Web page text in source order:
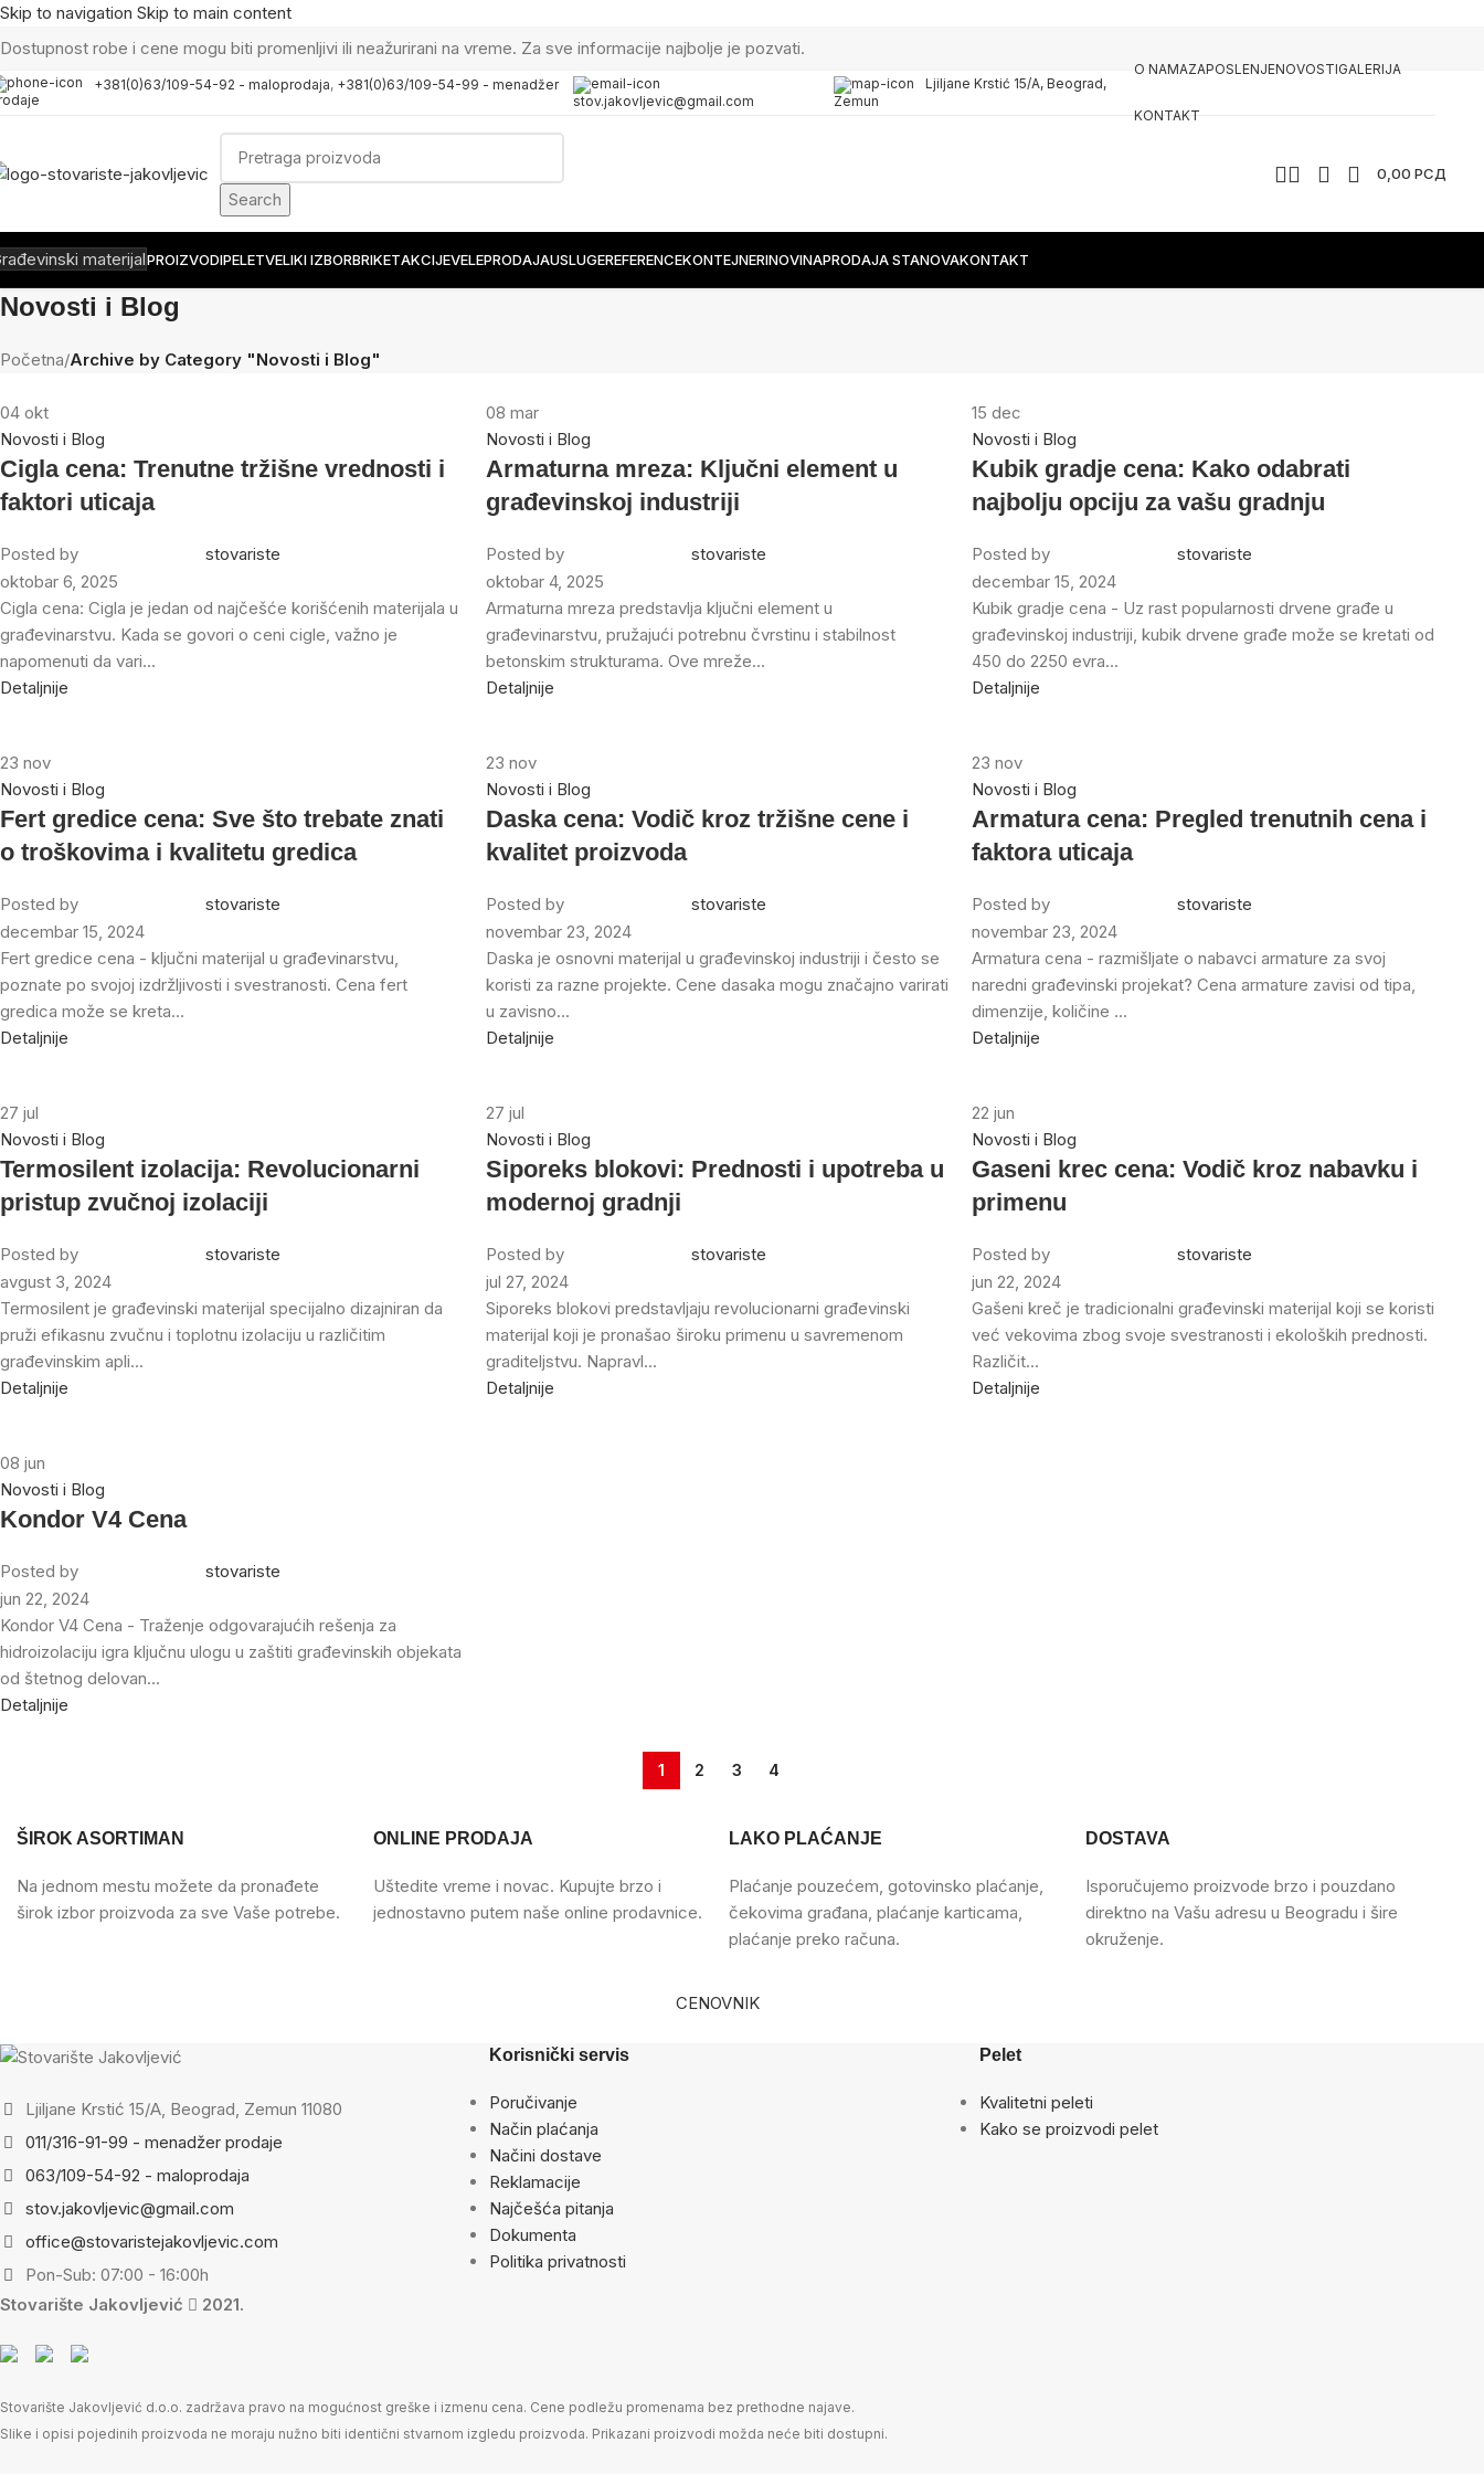
Skip to navigation Skip to main content
Dostupnost robe i cene mogu biti promenljivi ili neažurirani na vreme. Za sve informacije najbolje je pozvati.
+381(0)63/109-54-92 - maloprodaja, +381(0)63/109-54-99 - menadžer
stov.jakovljevic@gmail.com
Ljiljane Krstić 15/A, Beograd,
Zemun
O NAMAZAPOSLENJENOVOSTIGALERIJA
KONTAKT
Search
0,00 РСД
materijalPROIZVODIPELETVELIKI IZBORBRIKETAKCIJEVELEPRODAJAUSLUGEREFERENCEKONTEJNERINOVINAPRODAJA STANOVAKONTAKT
Novosti i Blog
Početna/Archive by Category "Novosti i Blog"
04 okt
Novosti i Blog
Cigla cena: Trenutne tržišne vrednosti i
faktori uticaja
Posted by
stovariste
oktobar 6, 2025
Cigla cena: Cigla je jedan od najčešće korišćenih materijala u
građevinarstvu. Kada se govori o ceni cigle, važno je
napomenuti da vari...
Detaljnije
08 mar
Novosti i Blog
Armaturna mreza: Ključni element u
građevinskoj industriji
Posted by
stovariste
oktobar 4, 2025
Armaturna mreza predstavlja ključni element u
građevinarstvu, pružajući potrebnu čvrstinu i stabilnost
betonskim strukturama. Ove mreže...
Detaljnije
15 dec
Novosti i Blog
Kubik gradje cena: Kako odabrati
najbolju opciju za vašu gradnju
Posted by
stovariste
decembar 15, 2024
Kubik gradje cena - Uz rast popularnosti drvene građe u
građevinskoj industriji, kubik drvene građe može se kretati od
450 do 2250 evra...
Detaljnije
23 nov
Novosti i Blog
Fert gredice cena: Sve što trebate znati
o troškovima i kvalitetu gredica
Posted by
stovariste
decembar 15, 2024
Fert gredice cena - ključni materijal u građevinarstvu,
poznate po svojoj izdržljivosti i svestranosti. Cena fert
gredica može se kreta...
Detaljnije
23 nov
Novosti i Blog
Daska cena: Vodič kroz tržišne cene i
kvalitet proizvoda
Posted by
stovariste
novembar 23, 2024
Daska je osnovni materijal u građevinskoj industriji i često se
koristi za razne projekte. Cene dasaka mogu značajno varirati
u zavisno...
Detaljnije
23 nov
Novosti i Blog
Armatura cena: Pregled trenutnih cena i
faktora uticaja
Posted by
stovariste
novembar 23, 2024
Armatura cena - razmišljate o nabavci armature za svoj
naredni građevinski projekat? Cena armature zavisi od tipa,
dimenzije, količine ...
Detaljnije
27 jul
Novosti i Blog
Termosilent izolacija: Revolucionarni
pristup zvučnoj izolaciji
Posted by
stovariste
avgust 3, 2024
Termosilent je građevinski materijal specijalno dizajniran da
pruži efikasnu zvučnu i toplotnu izolaciju u različitim
građevinskim apli...
Detaljnije
27 jul
Novosti i Blog
Siporeks blokovi: Prednosti i upotreba u
modernoj gradnji
Posted by
stovariste
jul 27, 2024
Siporeks blokovi predstavljaju revolucionarni građevinski
materijal koji je pronašao široku primenu u savremenom
graditeljstvu. Napravl...
Detaljnije
22 jun
Novosti i Blog
Gaseni krec cena: Vodič kroz nabavku i
primenu
Posted by
stovariste
jun 22, 2024
Gašeni kreč je tradicionalni građevinski materijal koji se koristi
već vekovima zbog svoje svestranosti i ekoloških prednosti.
Različit...
Detaljnije
08 jun
Novosti i Blog
Kondor V4 Cena
Posted by
stovariste
jun 22, 2024
Kondor V4 Cena - Traženje odgovarajućih rešenja za
hidroizolaciju igra ključnu ulogu u zaštiti građevinskih objekata
od štetnog delovan...
Detaljnije
1 2 3 4
ŠIROK ASORTIMAN
Na jednom mestu možete da pronađete
širok izbor proizvoda za sve Vaše potrebe.
ONLINE PRODAJA
Uštedite vreme i novac. Kupujte brzo i
jednostavno putem naše online prodavnice.
LAKO PLAĆANJE
Plaćanje pouzećem, gotovinsko plaćanje,
čekovima građana, plaćanje karticama,
plaćanje preko računa.
DOSTAVA
Isporučujemo proizvode brzo i pouzdano
direktno na Vašu adresu u Beogradu i šire
okruženje.
CENOVNIK
Ljiljane Krstić 15/A, Beograd, Zemun 11080
011/316-91-99 - menadžer prodaje
063/109-54-92 - maloprodaja
stov.jakovljevic@gmail.com
office@stovaristejakovljevic.com
Pon-Sub: 07:00 - 16:00h
Korisnički servis
Poručivanje
Način plaćanja
Načini dostave
Reklamacije
Najčešća pitanja
Dokumenta
Politika privatnosti
Pelet
Kvalitetni peleti
Kako se proizvodi pelet
Stovarište Jakovljević 2021.
Stovarište Jakovljević d.o.o. zadržava pravo na mogućnost greške i izmenu cena. Cene podležu promenama bez prethodne najave.
Slike i opisi pojedinih proizvoda ne moraju nužno biti identični stvarnom izgledu proizvoda. Prikazani proizvodi možda neće biti dostupni.